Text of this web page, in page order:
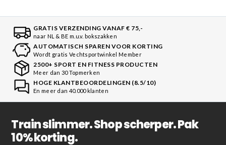
GRATIS VERZENDING VANAF € 75,-
naar NL & BE m.u.v. bokszakken
AUTOMATISCH SPAREN VOOR KORTING
Wordt gratis Vechtsportwinkel Member
2500+ SPORT EN FITNESS PRODUCTEN
Meer dan 30 Topmerken
HOGE KLANTBEOORDELINGEN (8.5/10)
En meer dan 40.000 klanten
Train slimmer. Shop scherper. Pak
10% korting.